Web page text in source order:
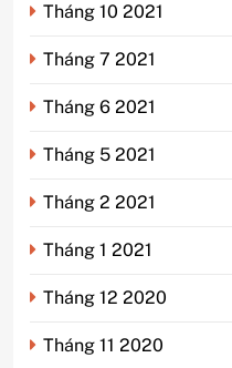
Tháng 10 2021
Tháng 7 2021
Tháng 6 2021
Tháng 5 2021
Tháng 2 2021
Tháng 1 2021
Tháng 12 2020
Tháng 11 2020